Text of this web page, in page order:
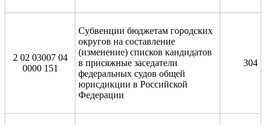
2 02 03007 04
0000 151
Субвенции бюджетам городских
округов на составление
(изменение) списков кандидатов
в присяжные заседатели
федеральных судов общей
юрисдикции в Российской
Федерации
304